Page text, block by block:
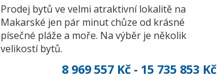
Prodej bytů ve velmi atraktivní lokalitě na
Makarské jen pár minut chůze od krásné
písečné pláže a moře. Na výběr je několik
velikostí bytů.
8 969 557 Kč - 15 735 853 Kč